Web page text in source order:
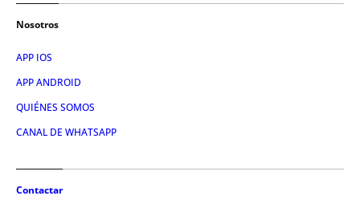
Nosotros
APP IOS
APP ANDROID
QUIÉNES SOMOS
CANAL DE WHATSAPP
Contactar